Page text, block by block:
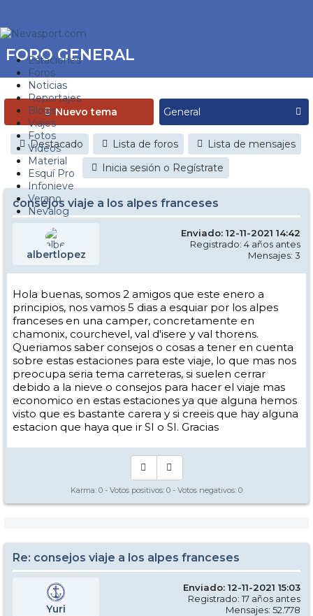
Estaciones
Foros
Noticias
Reportajes
Blogs
Viajes
Fotos
Videos
Material
Esquí Pro
Infonieve
Verano
Nevalog
FORO GENERAL
Nuevo tema
Destacado Lista de foros
Lista de mensajes
Inicia sesión o Regístrate
consejos viaje a los alpes franceses
albertlopez
Enviado: 12-11-2021 14:42
Registrado: 4 años antes
Mensajes: 3
Hola buenas, somos 2 amigos que este enero a
principios, nos vamos 5 dias a esquiar por los alpes
franceses en una camper, concretamente en
chamonix, courchevel, val d'isere y val thorens.
Queriamos saber consejos o cosas a tener en cuenta
sobre estas estaciones para este viaje, lo que mas nos
preocupa seria tema carreteras, si suelen cerrar
debido a la nieve o consejos para hacer el viaje mas
economico en estas estaciones ya que alguna hemos
visto que es bastante carera y si creeis que hay alguna
estacion que haya que ir SI o SI. Gracias
Karma: 0 - Votos positivos: 0 - Votos negativos: 0
Re: consejos viaje a los alpes franceses
Yuri
Enviado: 12-11-2021 15:03
Registrado: 17 años antes
Mensajes: 52.778